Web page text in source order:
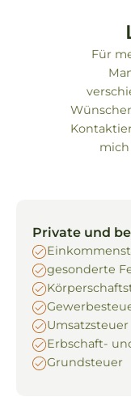
Für
Private und
gesonderte
Umsatzsteuer
Erbschaft-
Grundsteuer